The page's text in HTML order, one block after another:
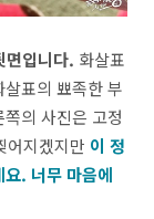
면입니다. 화살표
표의 뾰족한 부
의 사진은 고정
어지겠지만 이 정
. 너무 마음에